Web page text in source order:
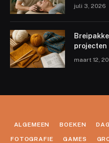
juli 3, 2026
projecten
maart 12,
ALGEMEEN BOEKEN
FOTOGRAFIE GAMES